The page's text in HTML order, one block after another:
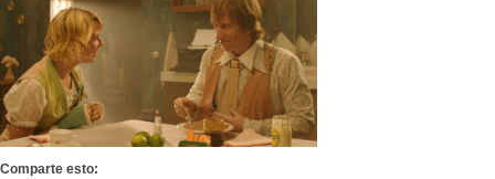
Comparte esto: